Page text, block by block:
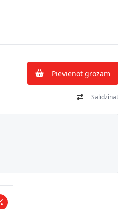
Pievienot grozam
Salīdzināt